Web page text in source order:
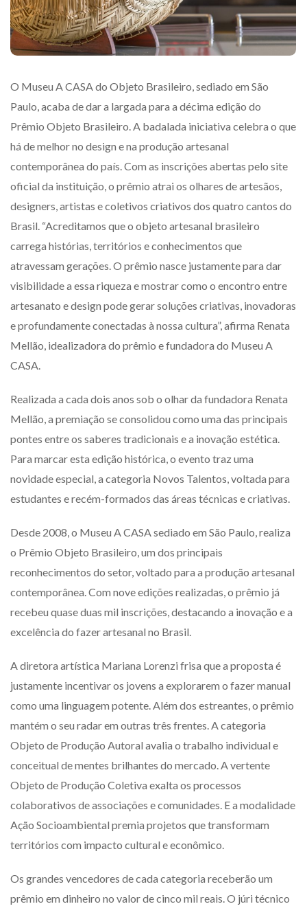
O Museu A CASA do Objeto Brasileiro, sediado em São
Paulo, acaba de dar a largada para a décima edição do
Prêmio Objeto Brasileiro. A badalada iniciativa celebra o que
há de melhor no design e na produção artesanal
contemporânea do país. Com as inscrições abertas pelo site
oficial da instituição, o prêmio atrai os olhares de artesãos,
designers, artistas e coletivos criativos dos quatro cantos do
Brasil. “Acreditamos que o objeto artesanal brasileiro
carrega histórias, territórios e conhecimentos que
atravessam gerações. O prêmio nasce justamente para dar
visibilidade a essa riqueza e mostrar como o encontro entre
artesanato e design pode gerar soluções criativas, inovadoras
e profundamente conectadas à nossa cultura”, afirma Renata
Mellão, idealizadora do prêmio e fundadora do Museu A
CASA.
Realizada a cada dois anos sob o olhar da fundadora Renata
Mellão, a premiação se consolidou como uma das principais
pontes entre os saberes tradicionais e a inovação estética.
Para marcar esta edição histórica, o evento traz uma
novidade especial, a categoria Novos Talentos, voltada para
estudantes e recém-formados das áreas técnicas e criativas.
Desde 2008, o Museu A CASA sediado em São Paulo, realiza
o Prêmio Objeto Brasileiro, um dos principais
reconhecimentos do setor, voltado para a produção artesanal
contemporânea. Com nove edições realizadas, o prêmio já
recebeu quase duas mil inscrições, destacando a inovação e a
excelência do fazer artesanal no Brasil.
A diretora artística Mariana Lorenzi frisa que a proposta é
justamente incentivar os jovens a explorarem o fazer manual
como uma linguagem potente. Além dos estreantes, o prêmio
mantém o seu radar em outras três frentes. A categoria
Objeto de Produção Autoral avalia o trabalho individual e
conceitual de mentes brilhantes do mercado. A vertente
Objeto de Produção Coletiva exalta os processos
colaborativos de associações e comunidades. E a modalidade
Ação Socioambiental premia projetos que transformam
territórios com impacto cultural e econômico.
Os grandes vencedores de cada categoria receberão um
prêmio em dinheiro no valor de cinco mil reais. O júri técnico